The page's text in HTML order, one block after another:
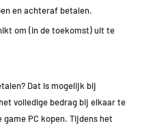
en achteraf betalen.
om (in de toekomst) uit te
Dat is mogelijk bij
volledige bedrag bij elkaar te
PC kopen. Tijdens het